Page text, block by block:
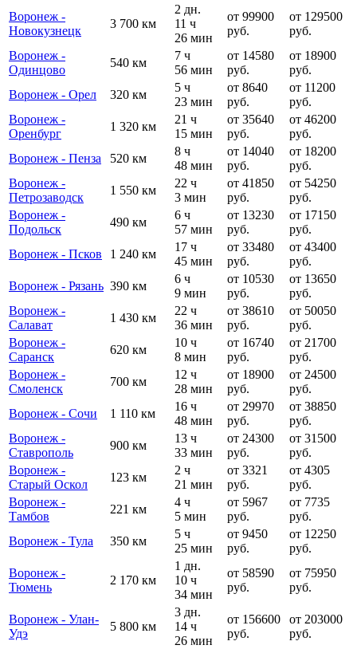
Воронеж -
Новокузнецк
3 700 км
2 дн.
11 ч
26 мин
от 99900
руб.
от 129500
руб.
Воронеж -
Одинцово
540 км
7 ч
56 мин
от 14580
руб.
от 18900
руб.
Воронеж - Орел
320 км
5 ч
23 мин
от 8640
руб.
от 11200
руб.
Воронеж -
Оренбург
1 320 км
21 ч
15 мин
от 35640
руб.
от 46200
руб.
Воронеж - Пенза
520 км
8 ч
48 мин
от 14040
руб.
от 18200
руб.
Воронеж -
Петрозаводск
1 550 км
22 ч
3 мин
от 41850
руб.
от 54250
руб.
Воронеж -
Подольск
490 км
6 ч
57 мин
от 13230
руб.
от 17150
руб.
Воронеж - Псков
1 240 км
17 ч
45 мин
от 33480
руб.
от 43400
руб.
Воронеж - Рязань 390 км
6 ч
9 мин
от 10530
руб.
от 13650
руб.
Воронеж -
Салават
1 430 км
22 ч
36 мин
от 38610
руб.
от 50050
руб.
Воронеж -
Саранск
620 км
10 ч
8 мин
от 16740
руб.
от 21700
руб.
Воронеж -
Смоленск
700 км
12 ч
28 мин
от 18900
руб.
от 24500
руб.
Воронеж - Сочи
1 110 км
16 ч
48 мин
от 29970
руб.
от 38850
руб.
Воронеж -
Ставрополь
900 км
13 ч
33 мин
от 24300
руб.
от 31500
руб.
Воронеж -
Старый Оскол
123 км
2 ч
21 мин
от 3321
руб.
от 4305
руб.
Воронеж -
Тамбов
221 км
4 ч
5 мин
от 5967
руб.
от 7735
руб.
Воронеж - Тула
350 км
5 ч
25 мин
от 9450
руб.
от 12250
руб.
Воронеж -
Тюмень
2 170 км
1 дн.
10 ч
34 мин
от 58590
руб.
от 75950
руб.
Воронеж - Улан-
Удэ
5 800 км
3 дн.
14 ч
26 мин
от 156600
руб.
от 203000
руб.